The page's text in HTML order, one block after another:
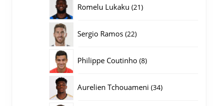
Romelu Lukaku 2121
Sergio Ramos 2222
Philippe Coutinho 88
Aurelien Tchouameni 3434